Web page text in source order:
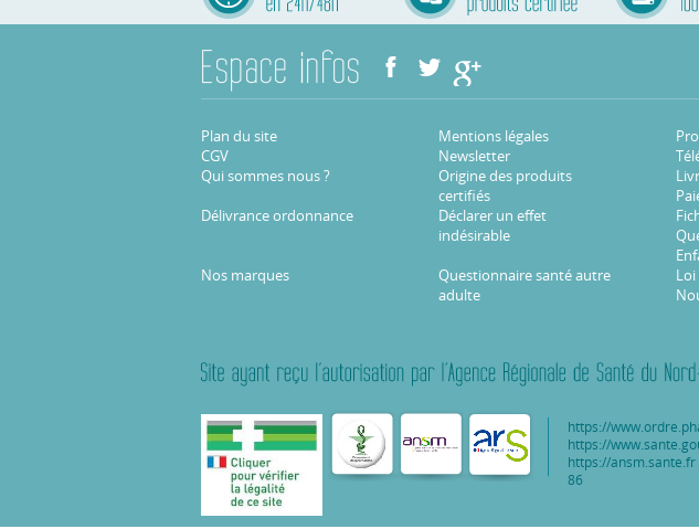
Plan du site Mentions légales
CGV
Newsletter
Qui sommes nous ?
Origine des produits
certifiés
Délivrance ordonnance
Déclarer un effet
indésirable
Nos marques
Questionnaire santé autre
adulte
Loi
https://
https://
https://ansm.sante.fr
86